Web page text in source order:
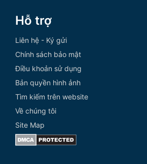
Hỗ trợ
Liên hệ - Ký gửi
Chính sách bảo mật
Điều khoản sử dụng
Bản quyền hình ảnh
Tìm kiếm trên website
Về chúng tôi
Site Map